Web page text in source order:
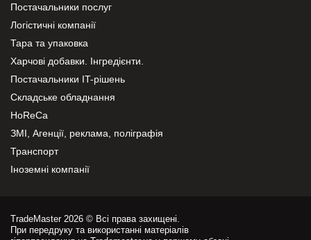
Постачальники послуг
Логістичні компанії
Тара та упаковка
Харчові добавки. Інгредієнти.
Постачальники IT-рішень
Складське обладнання
HoReCa
ЗМІ, Агенції, реклама, поліграфія
Транспорт
Іноземні компанії
TradeMaster 2026 © Всі права захищені.
При передруку та використанні матеріалів